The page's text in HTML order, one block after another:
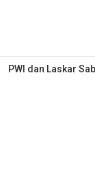
PWI dan Laskar